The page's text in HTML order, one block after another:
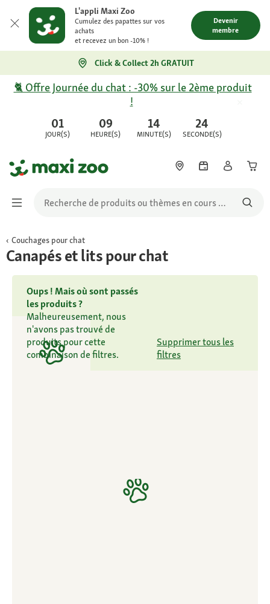
L'appli Maxi Zoo
Cumulez des papattes sur vos
achats
et recevez un bon -10% !
Devenir
membre
Click & Collect 2h GRATUIT
01
JOUR(S)
09
HEURE(S)
14
MINUTE(S)
24
SECONDE(S)
🐈 Offre Journée du chat : -30% sur le 2ème produit
!
Couchages pour chat
Canapés et lits pour chat
Oups ! Mais où sont passés
les produits ?
Malheureusement, nous
n'avons pas trouvé de
produits pour cette
combinaison de filtres.
Supprimer tous les
filtres